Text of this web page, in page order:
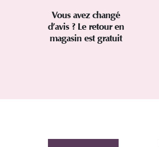
Vous avez changé
d’avis ? Le retour en
magasin est gratuit